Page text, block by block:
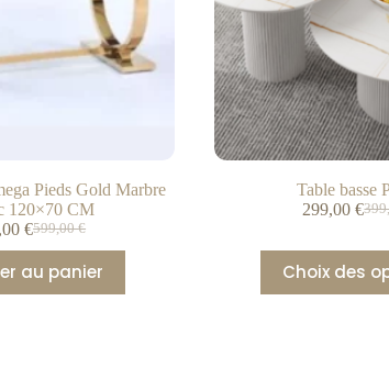
Pieds Gold Marbre
120×70 CM
599,00€
€
au panier
Table basse
299,00€
Choix des